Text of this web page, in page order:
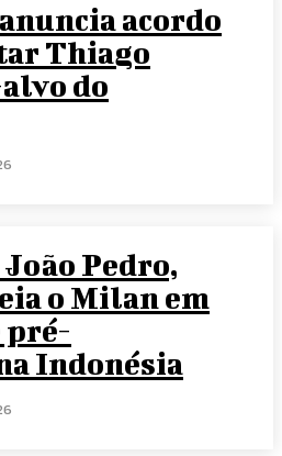
acordo
Thiago
do
João Pedro,
o Milan em
pré-
Indonésia